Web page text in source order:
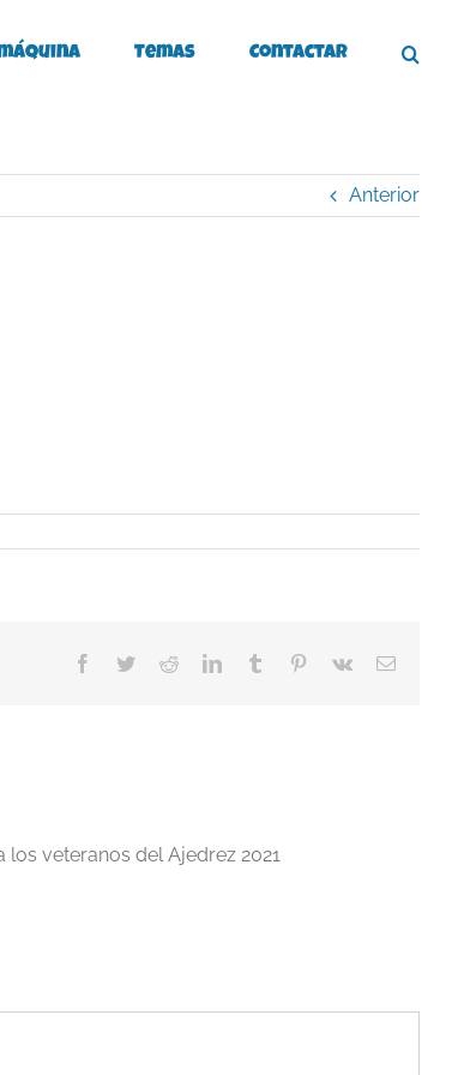
Temas Contactar
Anterior
Facebook
TwitterRedditLinkedInTumblr Pinterest
Vk
Correo
veteranos del Ajedrez 2021